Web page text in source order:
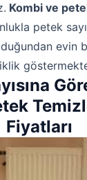
Kombi ve
petek
evin
Fiyatları